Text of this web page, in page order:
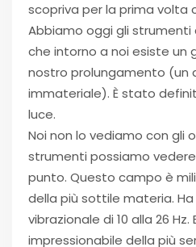
scopriva per la prima volta
Abbiamo oggi gli strumenti
che intorno a noi esiste un
nostro prolungamento (un
immateriale). È stato
luce.
Noi non lo vediamo con gli
strumenti possiamo
punto. Questo campo è
della più sottile materia.
vibrazionale di 10 alla 26
impressionabile della più